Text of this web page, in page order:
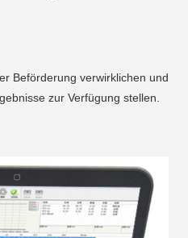
Beförderung verwirklichen und
zur Verfügung stellen.